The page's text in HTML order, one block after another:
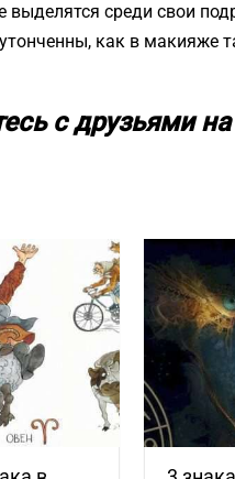
среди свои
как в макияже
с друзьями